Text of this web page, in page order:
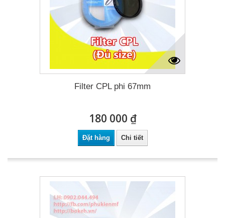
Filter CPL phi 67mm
180 000 ₫
Đặt hàng Chi tiết